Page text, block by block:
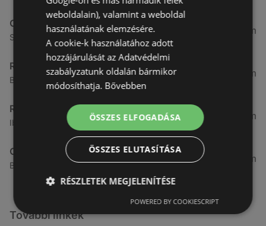
CBA
Somfalvi u. 14., 9400 Sopron
3,31 km
Reál
Besenyő u. 16., 9400 Sopron
3,32 km
Reál
Ibolya út 15., 9400 Sopron
3,41 km
CBA
Bánfalvi u. 14, 9400 Sopron
3,58 km
További linkek
weboldalain), valamint a weboldal
használatának elemzésére.
A cookie-k használatához adott
hozzájárulását az Adatvédelmi
szabályzatunk oldalán bármikor
módosíthatja. Bővebben
ÖSSZES ELFOGADÁSA
ÖSSZES ELUTASÍTÁSA
RÉSZLETEK MEGJELENÍTÉSE
POWERED BY COOKIESCRIPT